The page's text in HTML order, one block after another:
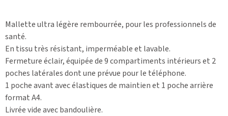
Mallette ultra légère rembourrée, pour les professionnels de
santé.
En tissu très résistant, imperméable et lavable.
Fermeture éclair, équipée de 9 compartiments intérieurs et 2
poches latérales dont une prévue pour le téléphone.
1 poche avant avec élastiques de maintien et 1 poche arrière
format A4.
Livrée vide avec bandoulière.